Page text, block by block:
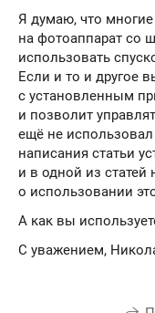
Я думаю, что
на фотоаппарат со
использовать
Если и то и другое
с установленным
и позволит
ещё не
написания статьи
и в одной из
о использовании
А как вы
С уважением,